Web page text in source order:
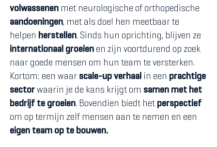
volwassenen met neurologische of orthopedische
aandoeningen, met als doel hen meetbaar te
helpen herstellen. Sinds hun oprichting, blijven ze
internationaal groeien en zijn voortdurend op zoek
naar goede mensen om hun team te versterken.
Kortom: een waar scale-up verhaal in een prachtige
sector waarin je de kans krijgt om samen met het
bedrijf te groeien. Bovendien biedt het perspectief
om op termijn zelf mensen aan te nemen en een
eigen team op te bouwen.